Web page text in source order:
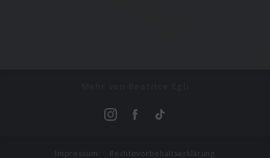
Impressum Rechtevorbehaltserklärung